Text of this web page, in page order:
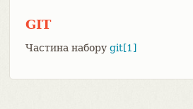
GIT
Частина набору git[1]